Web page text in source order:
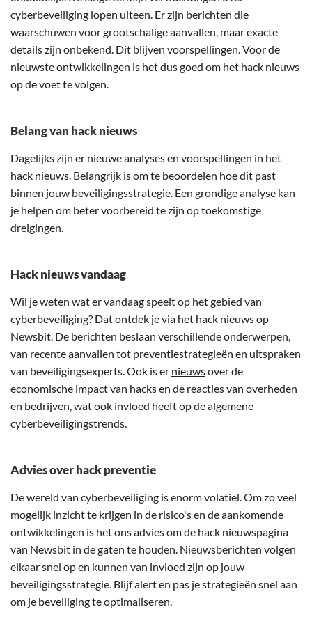
cyberbeveiliging lopen uiteen. Er zijn berichten die
waarschuwen voor grootschalige aanvallen, maar exacte
details zijn onbekend. Dit blijven voorspellingen. Voor de
nieuwste ontwikkelingen is het dus goed om het hack nieuws
op de voet te volgen.
Belang van hack nieuws
Dagelijks zijn er nieuwe analyses en voorspellingen in het
hack nieuws. Belangrijk is om te beoordelen hoe dit past
binnen jouw beveiligingsstrategie. Een grondige analyse kan
je helpen om beter voorbereid te zijn op toekomstige
dreigingen.
Hack nieuws vandaag
Wil je weten wat er vandaag speelt op het gebied van
cyberbeveiliging? Dat ontdek je via het hack nieuws op
Newsbit. De berichten beslaan verschillende onderwerpen,
van recente aanvallen tot preventiestrategieën en uitspraken
van beveiligingsexperts. Ook is er nieuwsover de
economische impact van hacks en de reacties van overheden
en bedrijven, wat ook invloed heeft op de algemene
cyberbeveiligingstrends.
Advies over hack preventie
De wereld van cyberbeveiliging is enorm volatiel. Om zo veel
mogelijk inzicht te krijgen in de risico's en de aankomende
ontwikkelingen is het ons advies om de hack nieuwspagina
van Newsbit in de gaten te houden. Nieuwsberichten volgen
elkaar snel op en kunnen van invloed zijn op jouw
beveiligingsstrategie. Blijf alert en pas je strategieën snel aan
om je beveiliging te optimaliseren.